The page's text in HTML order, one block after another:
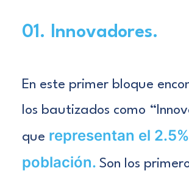
01. Innovadores.
En este primer bloque
los bautizados como
que representan el
población. Son los